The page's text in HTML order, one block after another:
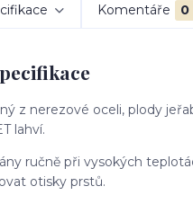
Komentáře 0
z nerezové oceli, plody
lahví.
ručně při vysokých
otisky prstů.